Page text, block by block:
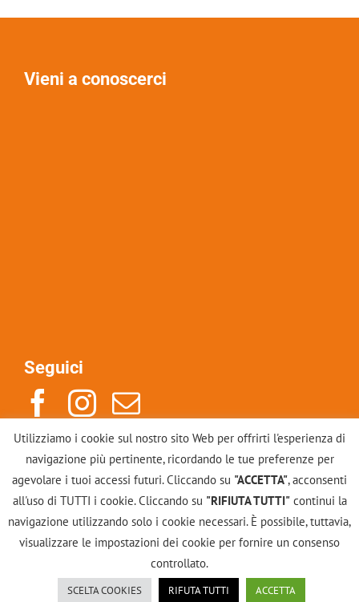
Vieni a conoscerci
Seguici
Indirizzo: Via Po 14, 10123, Torino
Mail: info@scuolacounselinggestalt.it
Tel: +39 011883246
Scuola Gestalt di Torino - Counseling | Via Po, 14 -
10123 Torino | P.IVA 11960390018 |Privacy
Utilizziamo i cookie sul nostro sito Web per offrirti l'esperienza di
navigazione più pertinente, ricordando le tue preferenze per
agevolare i tuoi accessi futuri. Cliccando su "ACCETTA", acconsenti
all'uso di TUTTI i cookie. Cliccando su "RIFIUTA TUTTI"continui la
navigazione utilizzando solo i cookie necessari. È possibile, tuttavia,
visualizzare le impostazioni dei cookie per fornire un consenso
controllato.
SCELTA COOKIES RIFUTA TUTTI ACCETTA